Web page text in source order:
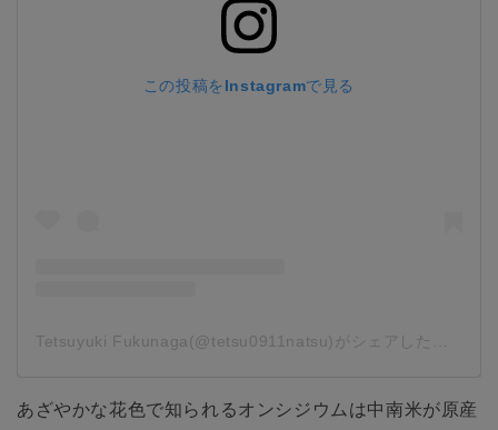
この投稿をInstagramで見る
Tetsuyuki Fukunaga(@tetsu0911natsu)がシェアした投稿
あざやかな花色で知られるオンシジウムは中南米が原産